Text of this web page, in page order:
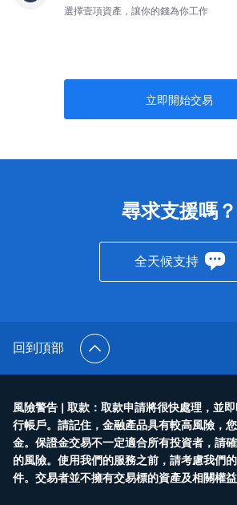
選擇壹項資產，讓你的錢為你工作
立即開始交易
尋求支援嗎？
全天候支持
回到頂部
風險警告 | 取款：取款申請將很快處理，並
行帳戶。請記住，金融產品具有較高風險，
金。保證金交易不一定適合所有投資者，請
的風險。使用我們的服務之前，請考慮我們
件。交易者並不擁有交易標的資產及相關權益